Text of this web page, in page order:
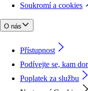
Soukromí a cookies
O nás
Přístupnost
Podívejte se, kam
Poplatek za službu